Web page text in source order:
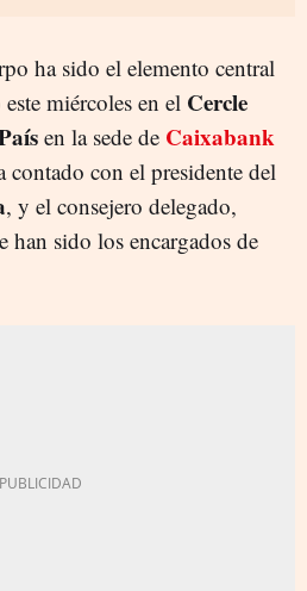
ha sido el elemento central
miércoles en el Cercle
en la sede de Caixabank
contado con el presidente del
, y el consejero delegado,
han sido los encargados de